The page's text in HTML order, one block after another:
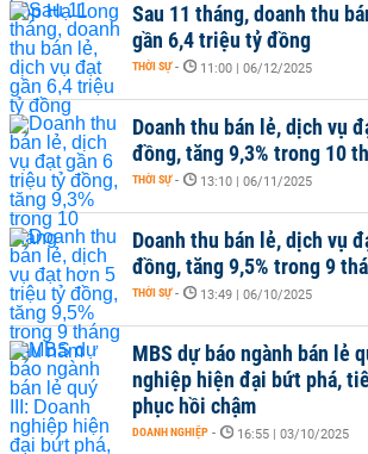
Sau 11 tháng, doanh thu
gần 6,4 triệu tỷ đồng
THỜI SỰ - 11:00 | 06/12/2025
Doanh thu bán lẻ, dịch vụ
đồng, tăng 9,3% trong 10
THỜI SỰ - 13:10 | 06/11/2025
Doanh thu bán lẻ, dịch vụ
đồng, tăng 9,5% trong 9
THỜI SỰ - 13:49 | 06/10/2025
MBS dự báo ngành bán lẻ
nghiệp hiện đại bứt phá,
phục hồi chậm
DOANH NGHIỆP - 16:55 | 03/10/2025